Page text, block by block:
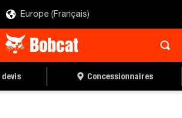
Europe (Français)
devis Concessionnaires